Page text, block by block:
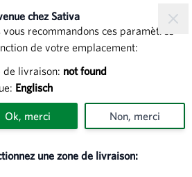
chez Sativa
vous recommandons ces paramètres
de votre emplacement:
de livraison: not found
Englisch
Ok, merci Non, merci
une zone de livraison:
plein 2 - Mâche
2 - Mâche